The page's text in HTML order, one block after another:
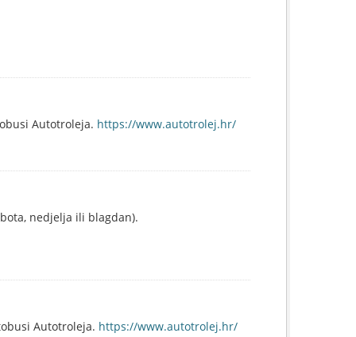
Autotroleja. https://www.autotrolej.hr/
nedjelja ili blagdan).
Autotroleja. https://www.autotrolej.hr/